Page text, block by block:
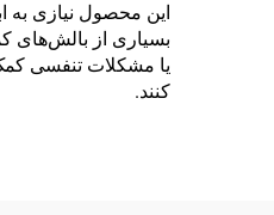
این محصول نیازی به
بسیاری از بالش‌های
یا مشکلات تنفسی
کنند.